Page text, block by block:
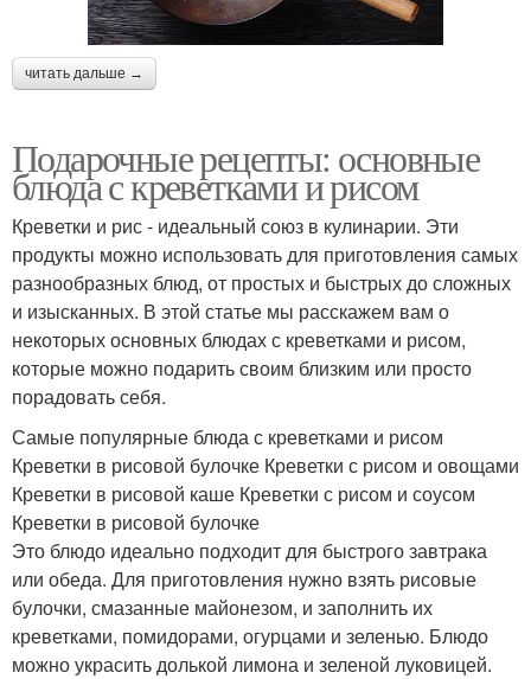
читать дальше →
Подарочные рецепты: основные
блюда с креветками и рисом
Креветки и рис - идеальный союз в кулинарии. Эти
продукты можно использовать для приготовления самых
разнообразных блюд, от простых и быстрых до сложных
и изысканных. В этой статье мы расскажем вам о
некоторых основных блюдах с креветками и рисом,
которые можно подарить своим близким или просто
порадовать себя.
Самые популярные блюда с креветками и рисом
Креветки в рисовой булочке Креветки с рисом и овощами
Креветки в рисовой каше Креветки с рисом и соусом
Креветки в рисовой булочке
Это блюдо идеально подходит для быстрого завтрака
или обеда. Для приготовления нужно взять рисовые
булочки, смазанные майонезом, и заполнить их
креветками, помидорами, огурцами и зеленью. Блюдо
можно украсить долькой лимона и зеленой луковицей.